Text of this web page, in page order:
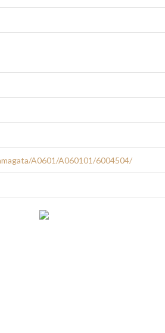
A0601/A060101/6004504/